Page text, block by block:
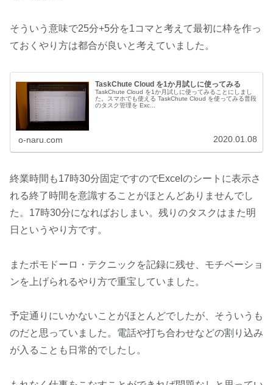
そういう意味で25分+5分を1コマと考えて最初に枠を作っ
ておくやり方は都合が良いと考えていました。
TaskChute Cloud を1か月試しに使ってみる
TaskChute Cloud を1か月試しに使ってみることにしまし
た。スマホでも使える TaskChute Cloud を使ってみる普段
のタスク管理を Exc...
o-naru.com 2020.01.08
終業時間も17時30分固定ですのでExcelのシートに表示さ
れる終了時間を意識することがほとんどありませんでし
た。17時30分になればおしまい。残りのタスクはまた明
日というやり方です。
またポモドーロ・テクニックを記録に残せ、モチベーショ
ンを上げられるやり方で重宝していました。
予定通りにいかないことがほとんどでしたが、そういうも
のだと思っていました。電話や打ち合わせなどの割り込み
が入ることも日常的でしたし。